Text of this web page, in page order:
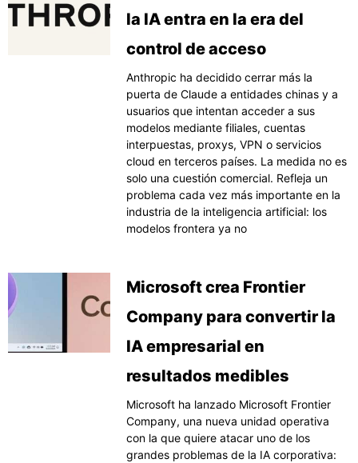
la IA entra en la era del
control de acceso
Anthropic ha decidido cerrar más la
puerta de Claude a entidades chinas y a
usuarios que intentan acceder a sus
modelos mediante filiales, cuentas
interpuestas, proxys, VPN o servicios
cloud en terceros países. La medida no es
solo una cuestión comercial. Refleja un
problema cada vez más importante en la
industria de la inteligencia artificial: los
modelos frontera ya no
Microsoft crea Frontier
Company para convertir la
IA empresarial en
resultados medibles
Microsoft ha lanzado Microsoft Frontier
Company, una nueva unidad operativa
con la que quiere atacar uno de los
grandes problemas de la IA corporativa: